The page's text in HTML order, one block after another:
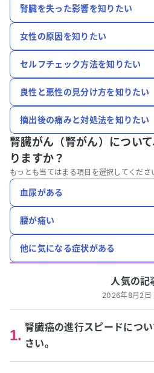
腎臓を失った影響を知りたい
女性の原因を知りたい
セルフチェック方法を知りたい
良性と悪性の見分け方を知りたい
摘出後の痛みと対処法を知りたい
腎臓がん（腎がん）につい
りますか？
もっとも当てはまる項目を選択してくださ
血尿がある
腰が痛い
他に気になる症状がある
人気の記
2026年8月2日
1. 腎臓癌の進行スピードにつ
さい。